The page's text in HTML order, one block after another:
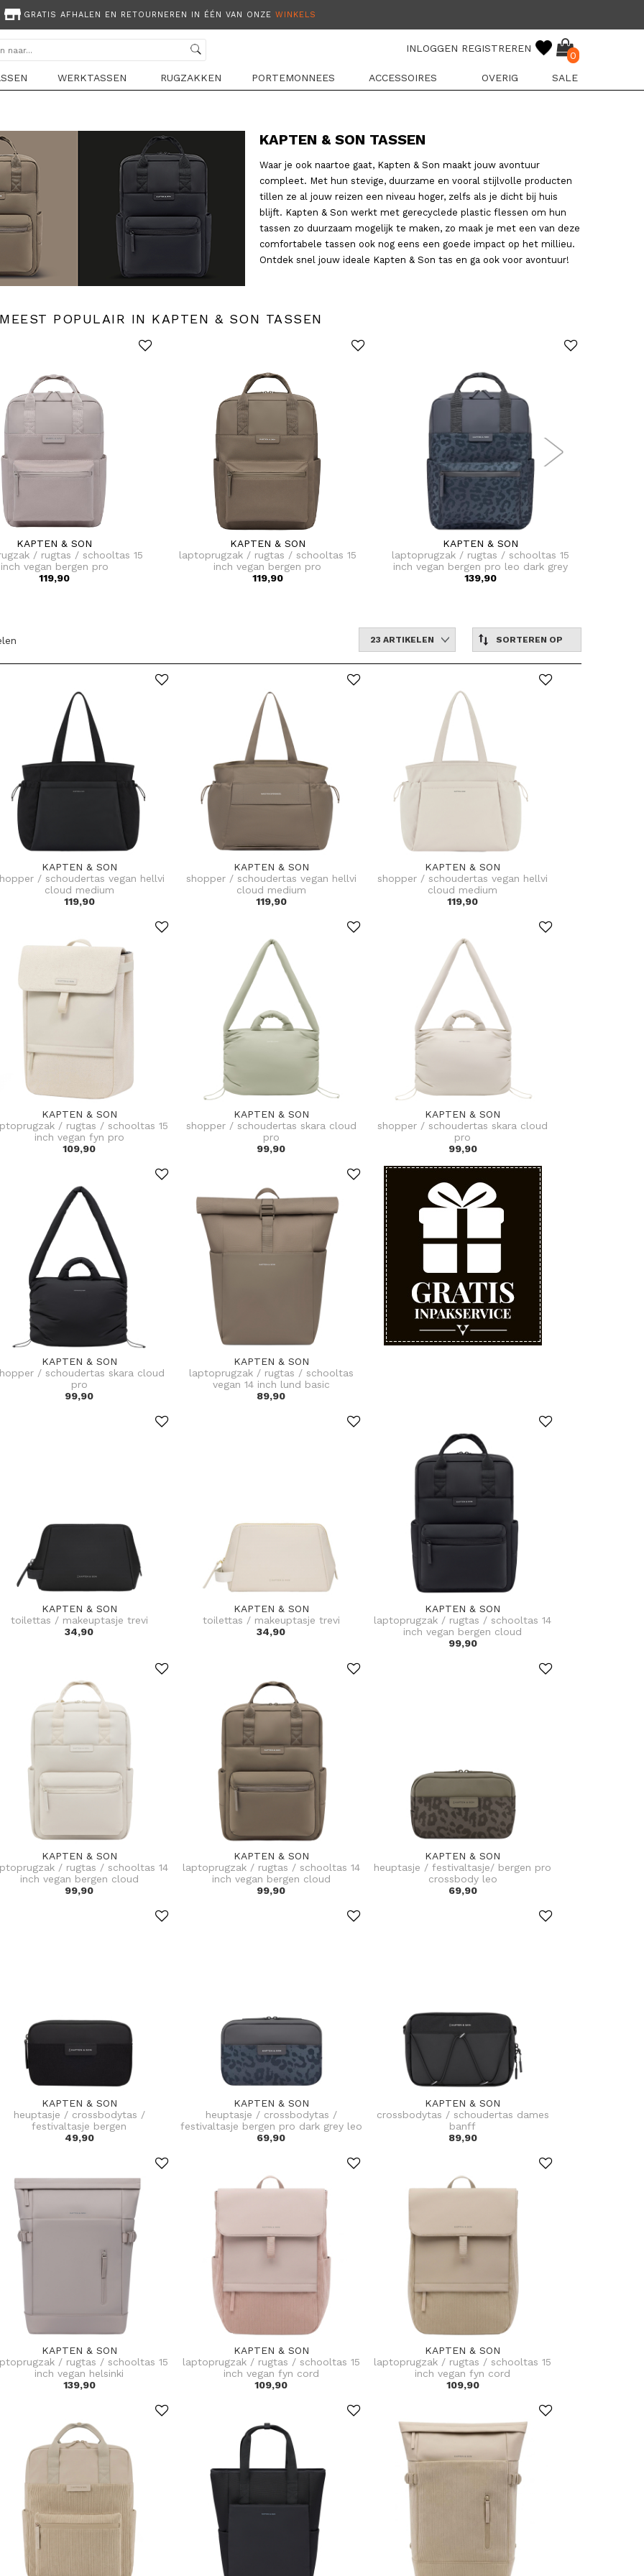
GRATIS VERZENDING VANAF 44,95
INLOGGEN REGISTREREN
0
WERKTASSEN RUGZAKKEN PORTEMONNEES ACCESSOIRES OVERIG SALE
KAPTEN & SON TASSEN
Waar je ook naartoe gaat, Kapten & Son maakt jouw avontuur
compleet. Met hun stevige, duurzame en vooral stijlvolle producten
tillen ze al jouw reizen een niveau hoger, zelfs als je dicht bij huis
blijft. Kapten & Son werkt met gerecyclede plastic flessen om hun
tassen zo duurzaam mogelijk te maken, zo maak je met een van deze
comfortabele tassen ook nog eens een goede impact op het millieu.
Ontdek snel jouw ideale Kapten & Son tas en ga ook voor avontuur!
MEEST POPULAIR IN KAPTEN & SON TASSEN
KAPTEN & SON
/ rugtas / schooltas 15
inch vegan bergen pro
119,90
KAPTEN & SON
laptoprugzak / rugtas / schooltas 15
inch vegan bergen pro
119,90
KAPTEN & SON
laptoprugzak / rugtas / schooltas 15
inch vegan bergen pro leo dark grey
139,90
SORTEREN OP
23 ARTIKELEN
KAPTEN & SON
/ schoudertas vegan hellvi
cloud medium
119,90
KAPTEN & SON
shopper / schoudertas vegan hellvi
cloud medium
119,90
KAPTEN & SON
shopper / schoudertas vegan hellvi
cloud medium
119,90
KAPTEN & SON
/ rugtas / schooltas 15
inch vegan fyn pro
109,90
KAPTEN & SON
shopper / schoudertas skara cloud
pro
99,90
KAPTEN & SON
shopper / schoudertas skara cloud
pro
99,90
KAPTEN & SON
/ schoudertas skara cloud
pro
99,90
KAPTEN & SON
laptoprugzak / rugtas / schooltas
vegan 14 inch lund basic
89,90
KAPTEN & SON
toilettas / makeuptasje trevi
34,90
KAPTEN & SON
toilettas / makeuptasje trevi
34,90
KAPTEN & SON
laptoprugzak / rugtas / schooltas 14
inch vegan bergen cloud
99,90
KAPTEN & SON
/ rugtas / schooltas 14
inch vegan bergen cloud
99,90
KAPTEN & SON
laptoprugzak / rugtas / schooltas 14
inch vegan bergen cloud
99,90
KAPTEN & SON
heuptasje / festivaltasje/ bergen pro
crossbody leo
69,90
KAPTEN & SON
heuptasje / crossbodytas /
festivaltasje bergen
49,90
KAPTEN & SON
heuptasje / crossbodytas /
festivaltasje bergen pro dark grey leo
69,90
KAPTEN & SON
crossbodytas / schoudertas dames
banff
89,90
KAPTEN & SON
/ rugtas / schooltas 15
inch vegan helsinki
139,90
KAPTEN & SON
laptoprugzak / rugtas / schooltas 15
inch vegan fyn cord
109,90
KAPTEN & SON
laptoprugzak / rugtas / schooltas 15
inch vegan fyn cord
109,90